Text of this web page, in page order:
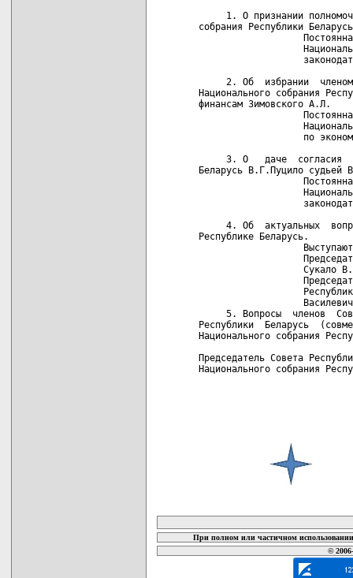
1. О признании
собрания Республики
2. Об  избрании
Национального собрания
финансам Зимовского А.Л.
по
3. О   даче  согласия
Беларусь В.Г.Пуцило судьей
4. Об  актуальных
Республике Беларусь.
Сукало
5. Вопросы  членов
Республики  Беларусь
Национального собрания
Председатель Совета
Национального собрания
При полном или частичном
©